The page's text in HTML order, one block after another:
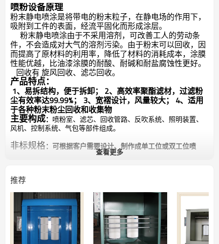
喷粉设备原理
粉末静电喷涂是将带电的粉末粒子，在静电场的作用下，
吸附到工件的表面，经流平固化而形成涂层。
粉末静电喷涂由于不采用溶剂，可改善工人的劳动条
件，不会造成对大气的溶剂污染。由于粉末可以回收，因
而提高了原材料的利用率，降低了材料的消耗成本，涂膜
性能优越，比油漆涂膜的耐酸、耐碱和耐盐腐蚀性更好。
回收有 旋风回收、滤芯回收。
产品特点：
1、易拆结构，便于拆卸； 2、高效率聚酯滤材，过滤粉
尘有效率达99.99%； 3、宽褶设计，风量较大； 4、适用
于各种粉末粉尘回收和收集物
主要构成： 喷粉室、滤芯、回收管路、反吹系统、照明装置、
风机、控制系统、气包等部件组成。
非标规格：可根据客户需要设计、制作成单工位或双工位喷
产品图片
查看更多
推荐